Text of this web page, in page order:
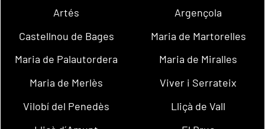
Artés
Argençola
Castellnou de Bages
Maria de Martorelles
Maria de Palautordera
Maria de Miralles
Maria de Merlès
Viver i Serrateix
Vilobí del Penedès
Lliçà de Vall